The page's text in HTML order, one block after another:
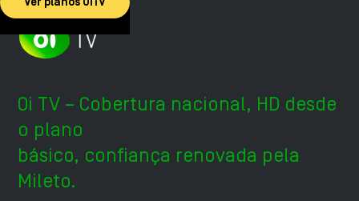
Ver planos OiTV
Oi TV – Cobertura nacional, HD desde
o plano
básico, confiança renovada pela
Mileto.